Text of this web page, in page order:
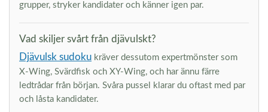
grupper, stryker kandidater och känner igen par.
Vad skiljer svårt från djävulskt?
Djävulsk sudoku kräver dessutom expertmönster som
X-Wing, Svärdfisk och XY-Wing, och har ännu färre
ledtrådar från början. Svåra pussel klarar du oftast med par
och låsta kandidater.